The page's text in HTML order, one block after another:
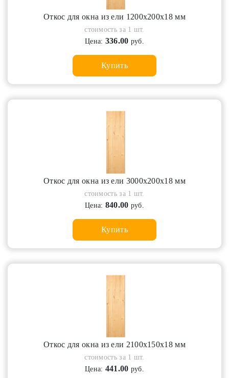
Откос для окна из ели 1200х200х18 мм
стоимость за 1 шт.
Цена: 336.00 руб.
Купить
Откос для окна из ели 3000х200х18 мм
стоимость за 1 шт.
Цена: 840.00 руб.
Купить
Откос для окна из ели 2100х150х18 мм
стоимость за 1 шт.
Цена: 441.00 руб.